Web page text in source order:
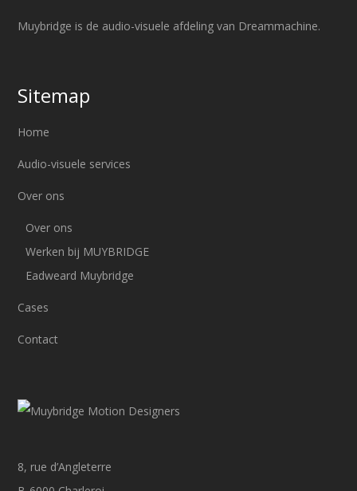
Muybridge is de audio-visuele afdeling van Dreammachine.
Sitemap
Home
Audio-visuele services
Over ons
Over ons
Werken bij MUYBRIDGE
Eadweard Muybridge
Cases
Contact
8, rue d’Angleterre